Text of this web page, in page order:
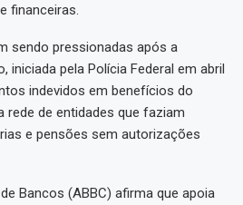
financeiras.
sendo pressionadas após a
iniciada pela Polícia Federal em abril
indevidos em benefícios do
rede de entidades que faziam
e pensões sem autorizações
Bancos (ABBC) afirma que apoia